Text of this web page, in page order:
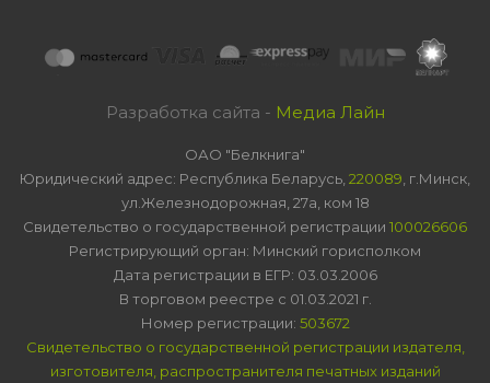
Разработка сайта - Медиа Лайн
ОАО "Белкнига"
Юридический адрес: Республика Беларусь, 220089 , г.Минск,
ул.Железнодорожная, 27а, ком 18
Свидетельство о государственной регистрации 100026606
Регистрирующий орган: Минский горисполком
Дата регистрации в ЕГР: 03.03.2006
В торговом реестре с 01.03.2021 г.
Номер регистрации: 503672
Свидетельство о государственной регистрации издателя,
изготовителя, распространителя печатных изданий